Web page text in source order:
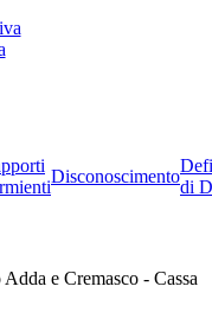
Disconoscimento
di
e Cremasco - Cassa